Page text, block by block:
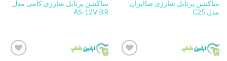
ساکشن پرتابل شارژی صاایران
مدل C25
ساکشن پرتابل شارژی کامی مدل
AS-12V-BR